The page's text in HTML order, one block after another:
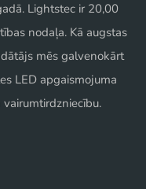
Lightstec ir 20,00
nodaļa. Kā augstas
mēs galvenokārt
LED apgaismojuma